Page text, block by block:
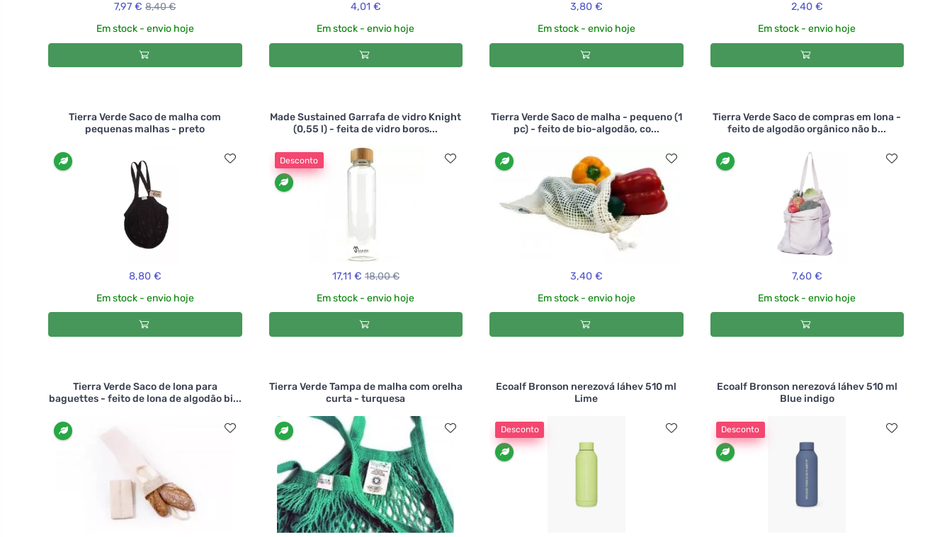
7,97 € 8,40 €
Em stock - envio hoje
4,01 €
Em stock - envio hoje
3,80 €
Em stock - envio hoje
2,40 €
Em stock - envio hoje
Tierra Verde Saco de malha com
pequenas malhas - preto
8,80 €
Em stock - envio hoje
Made Sustained Garrafa de vidro Knight
(0,55 l) - feita de vidro boros...
Desconto
17,11 € 18,00 €
Em stock - envio hoje
Tierra Verde Saco de malha - pequeno (1
pc) - feito de bio-algodão, co...
3,40 €
Em stock - envio hoje
Tierra Verde Saco de compras em lona -
feito de algodão orgânico não b...
7,60 €
Em stock - envio hoje
Tierra Verde Saco de lona para
baguettes - feito de lona de algodão bi...
Tierra Verde Tampa de malha com orelha
curta - turquesa
Ecoalf Bronson nerezová láhev 510 ml
Lime
Desconto
Ecoalf Bronson nerezová láhev 510 ml
Blue indigo
Desconto